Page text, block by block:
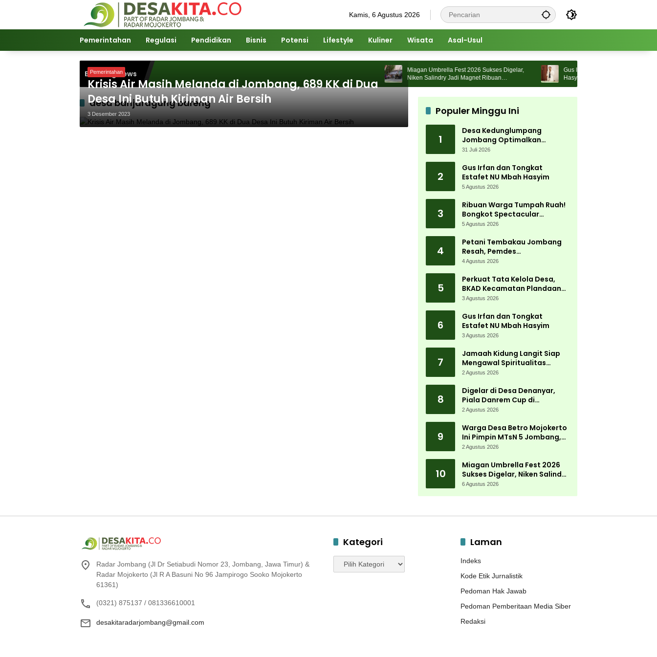
Kamis, 6 Agustus 2026
Pemerintahan Regulasi Pendidikan Bisnis Potensi Lifestyle Kuliner Wisata Asal-Usul
Breaking News
Miagan Umbrella Fest 2026 Sukses Digelar,
Niken Salindry Jadi Magnet Ribuan
Pengunjung
Gus Irfan dan Tongkat Estafet NU Mbah
Hasyim
desa banjaragung bareng
Pemerintahan
Krisis Air Masih Melanda di Jombang, 689 KK di Dua
Desa Ini Butuh Kiriman Air Bersih
3 Desember 2023 Populer Minggu Ini
1
Desa Kedunglumpang
Jombang Optimalkan
Singkong Lokal, Warga Diajari
31 Juli 2026
2
Gus Irfan dan Tongkat
Estafet NU Mbah Hasyim
5 Agustus 2026
3
Ribuan Warga Tumpah Ruah!
Bongkot Spectacular
Carnival 2026 Jadi Pesta
Peterongan
5 Agustus 2026
4
Petani Tembakau Jombang
Resah, Pemdes
Tanjungwadung dan Disperta
4 Agustus 2026
5
Perkuat Tata Kelola Desa,
BKAD Kecamatan Plandaan
Gelar Pelatihan Aparatur
3 Agustus 2026
6
Gus Irfan dan Tongkat
Estafet NU Mbah Hasyim
3 Agustus 2026
7
Jamaah Kidung Langit Siap
Mengawal Spiritualitas
Muktamar NU
2 Agustus 2026
8
Digelar di Desa Denanyar,
Piala Danrem Cup di
Jombang Fokus Cetak Bibit
2 Agustus 2026
9
Warga Desa Betro Mojokerto
Ini Pimpin MTsN 5 Jombang,
Kembali Mengabdi di
2 Agustus 2026
10
Miagan Umbrella Fest 2026
Sukses Digelar, Niken Salindry
Jadi Magnet Ribuan
6 Agustus 2026
Radar Jombang (Jl Dr Setiabudi Nomor 23, Jombang, Jawa Timur) &
Radar Mojokerto (Jl R A Basuni No 96 Jampirogo Sooko Mojokerto
61361)
(0321) 875137 / 081336610001
desakitaradarjombang@gmail.com
Kategori
Kategori
Laman
Indeks
Kode Etik Jurnalistik
Pedoman Hak Jawab
Pedoman Pemberitaan Media Siber
Redaksi